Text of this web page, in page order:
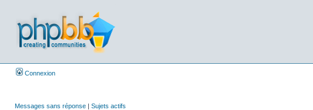
Connexion
Messages sans réponse | Sujets actifs